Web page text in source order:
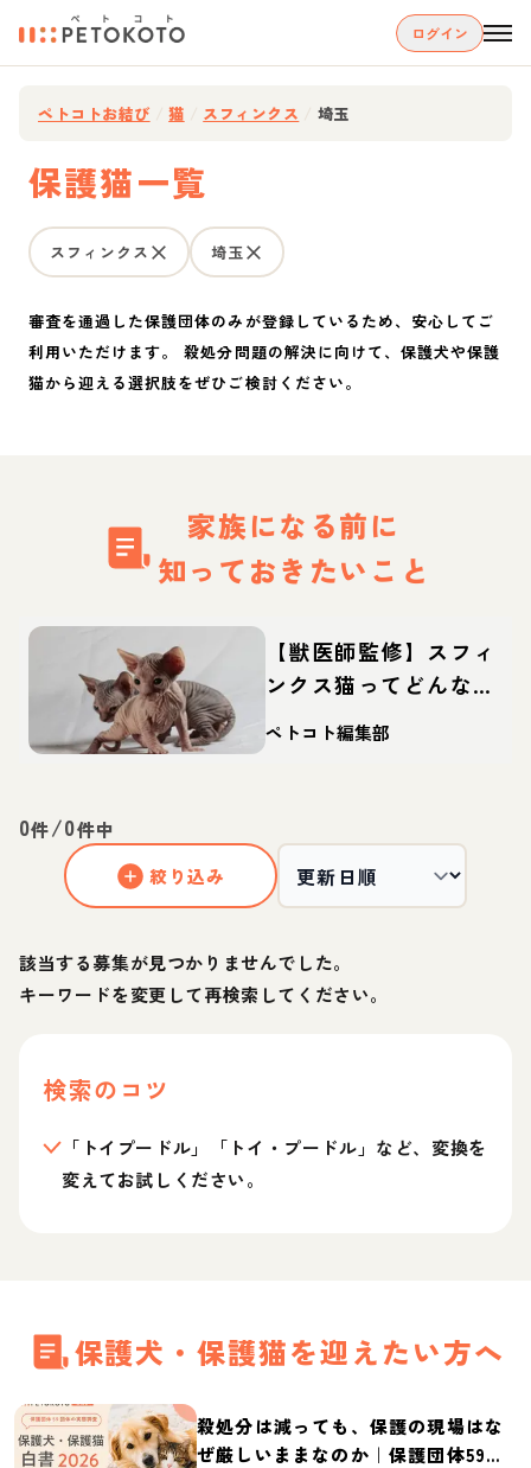
ログイン
ペトコトお結び 猫 スフィンクス 埼玉
保護猫一覧
スフィンクス 埼玉
審査を通過した保護団体のみが登録しているため、安心してご
利用いただけます。 殺処分問題の解決に向けて、保護犬や保護
猫から迎える選択肢をぜひご検討ください。
家族になる前に
知っておきたいこと
【獣医師監修】スフィ
ンクス猫ってどんな
猫？性格・体重・寿命
の特徴・迎え方
ペトコト編集部
0件/0件中
絞り込み
該当する募集が見つかりませんでした。
キーワードを変更して再検索してください。
検索のコツ
「トイプードル」「トイ・プードル」など、変換を
変えてお試しください。
保護犬・保護猫を迎えたい方へ
殺処分は減っても、保護の現場はな
ぜ厳しいままなのか｜保護団体59団